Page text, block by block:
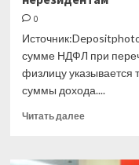
0
сумме НДФЛ при
физлицу указывается
суммы дохода....
Читать далееПрочитать
ФНС